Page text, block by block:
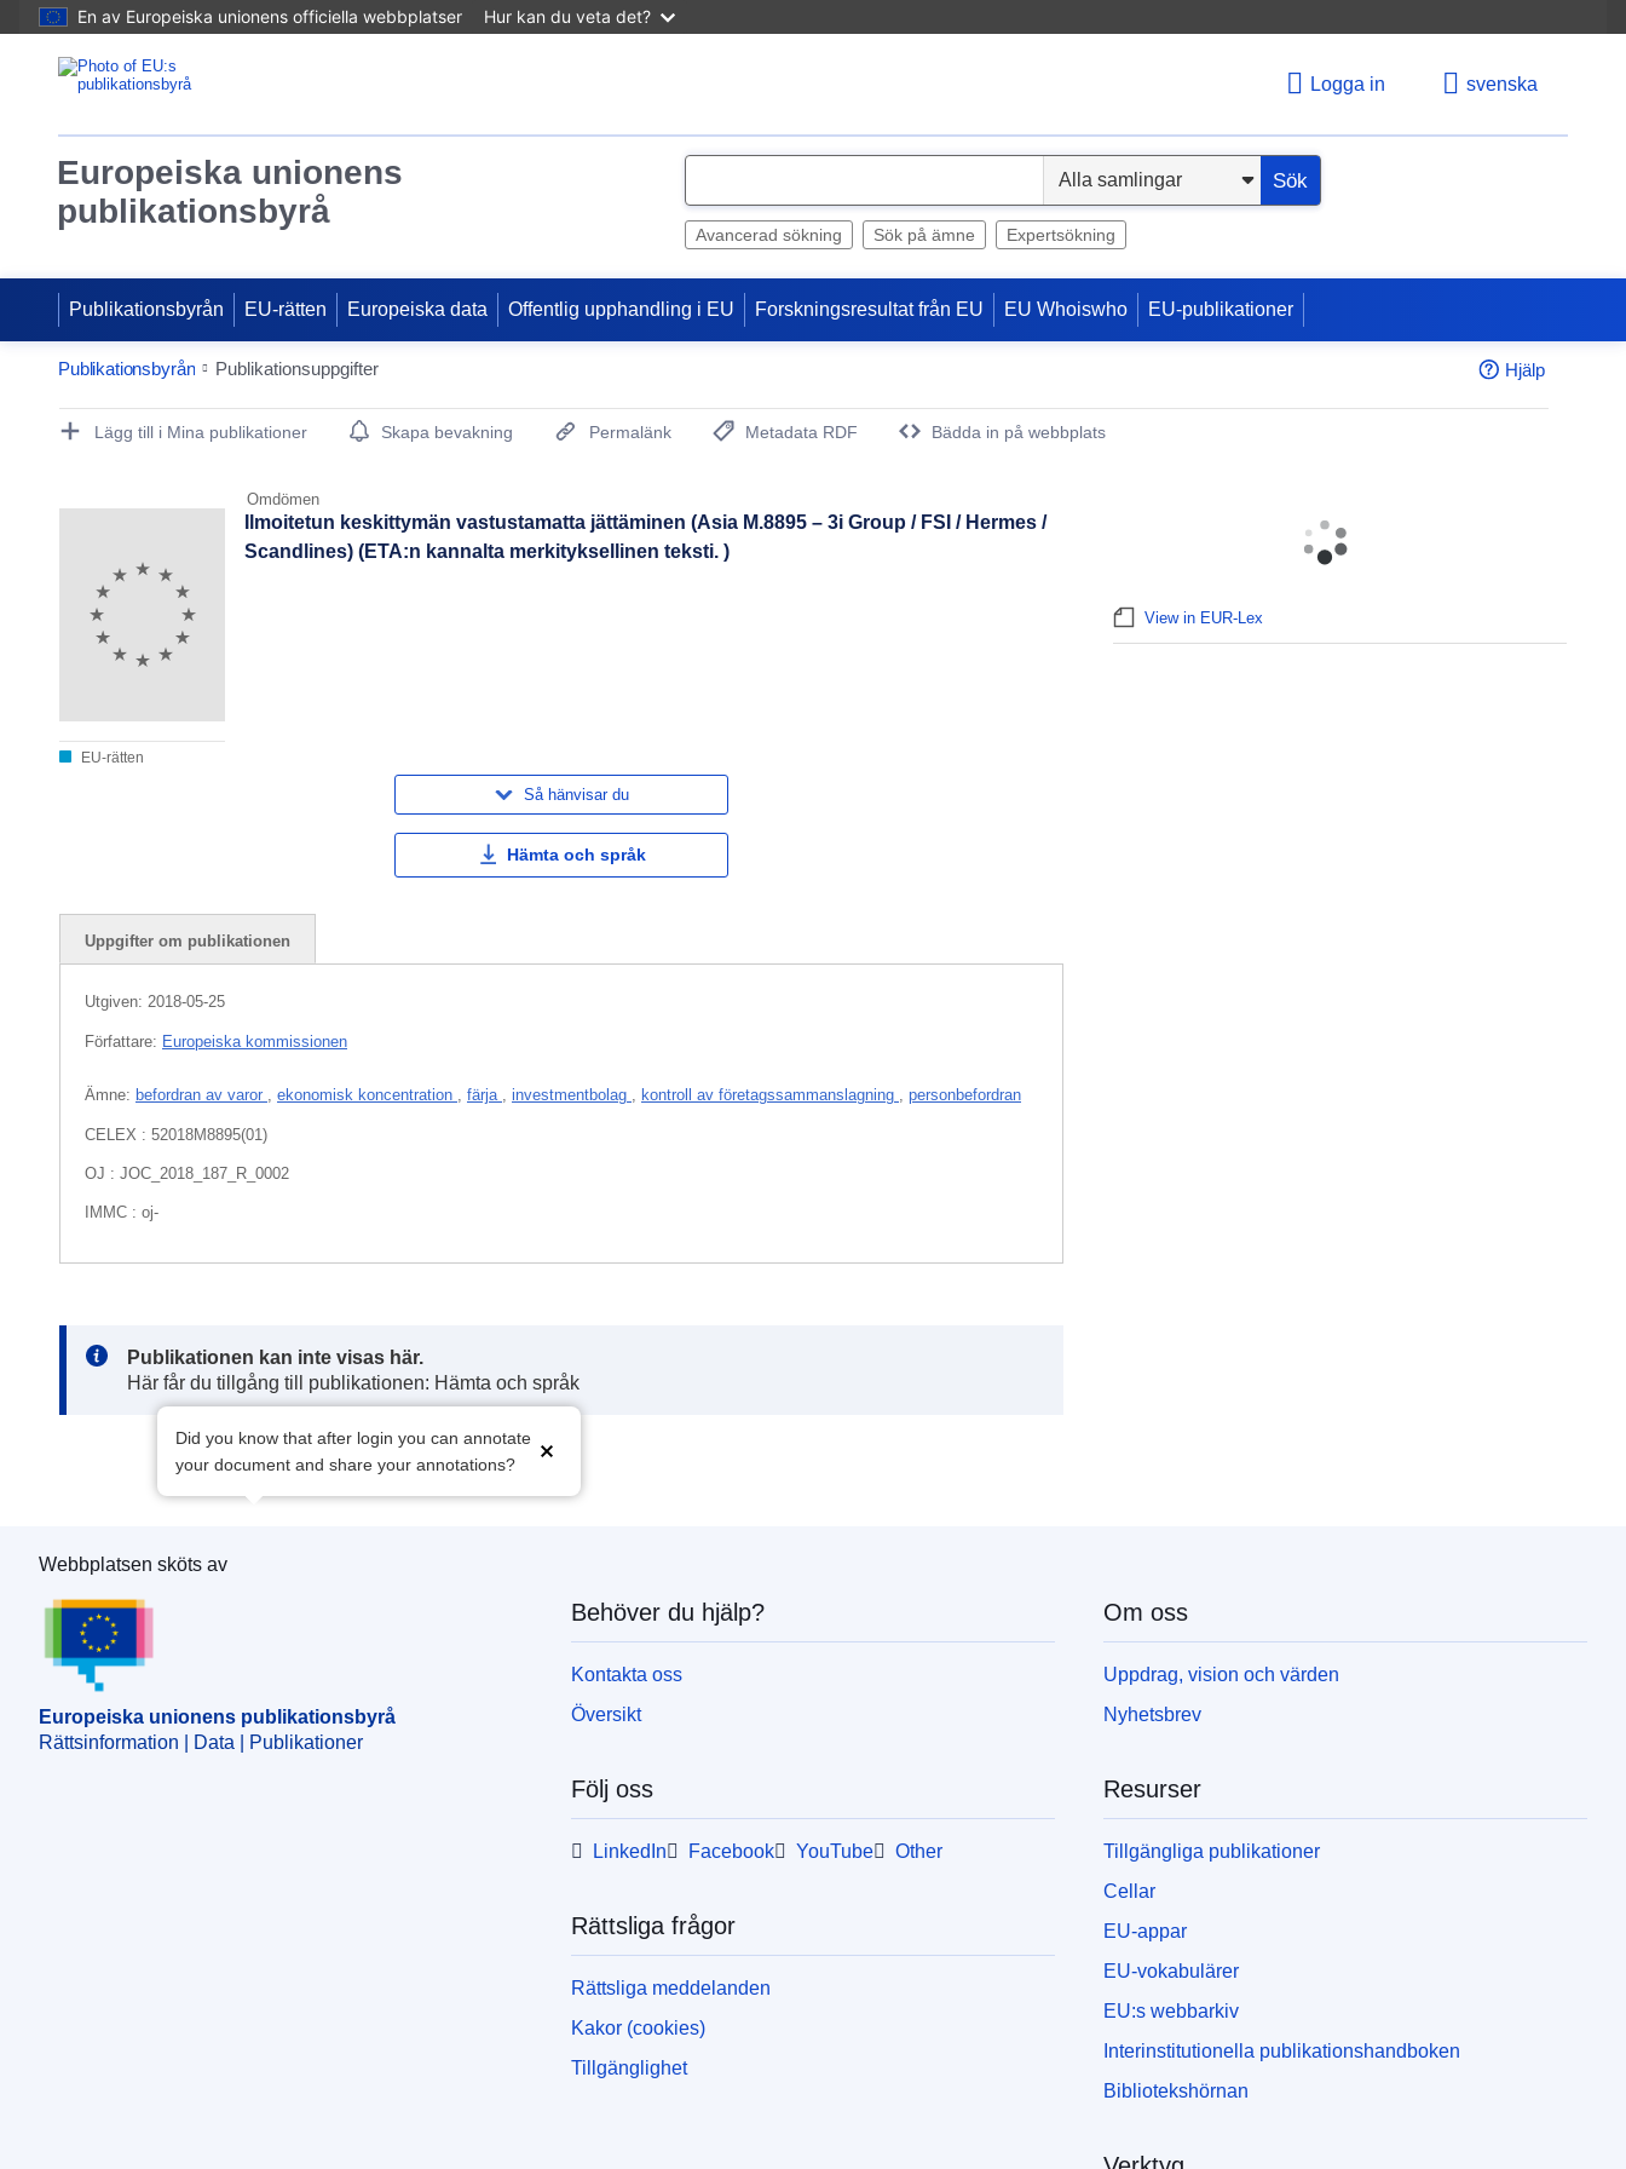
En av Europeiska unionens officiella webbplatser Hur kan du veta det?
Logga in svenska
Europeiska unionens
publikationsbyrå
e
Sök
Avancerad sökning Sök på ämne Expertsökning
Publikationsbyrån EU-rätten Europeiska data Offentlig upphandling i EU Forskningsresultat från EU EU Whoiswho EU-publikationer
Publikationsbyrån Publikationsuppgifter Hjälp
Publication Detail Actions Portlet
Lägg till i Mina publikationer Skapa bevakning Permalänk
Metadata RDF
Bädda in på webbplats
Omdömen
EU-rätten
Ilmoitetun keskittymän vastustamatta jättäminen (Asia M.8895 – 3i Group / FSI / Hermes /
Scandlines) (ETA:n kannalta merkityksellinen teksti. )
Så hänvisar du
Hämta och språk
Uppgifter om publikationen
Utgiven: 2018-05-25
Författare: Europeiska kommissionen
Ämne: befordran av varor , ekonomisk koncentration , färja , investmentbolag , kontroll av företagssammanslagning , personbefordran
CELEX : 52018M8895(01)
OJ : JOC_2018_187_R_0002
IMMC : oj-
Note:
Publikationen kan inte visas här.
Här får du tillgång till publikationen: Hämta och språk
Did you know that after login you can annotate
your document and share your annotations?
View in EUR-Lex
Europeiska unionens publikationsbyrå
Webbplatsen sköts av
Europeiska unionens publikationsbyrå
Rättsinformation | Data | Publikationer
Behöver du hjälp?
Kontakta oss
Översikt
Följ oss
LinkedIn Facebook YouTube Other
Rättsliga frågor
Rättsliga meddelanden
Kakor (cookies)
Tillgänglighet
Om oss
Uppdrag, vision och värden
Nyhetsbrev
Resurser
Tillgängliga publikationer
Cellar
EU-appar
EU-vokabulärer
EU:s webbarkiv
Interinstitutionella publikationshandboken
Bibliotekshörnan